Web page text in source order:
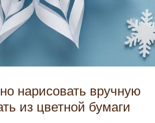
нарисовать вручную
из цветной бумаги